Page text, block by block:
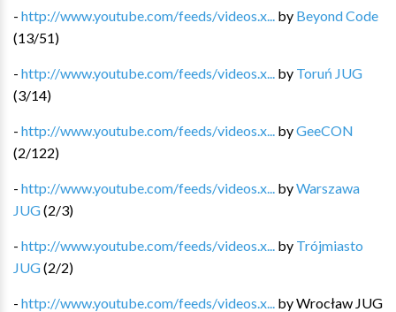
- http://www.youtube.com/feeds/videos.x... by Beyond Code
(13/51)
- http://www.youtube.com/feeds/videos.x... by Toruń JUG
(3/14)
- http://www.youtube.com/feeds/videos.x... byGeeCON
(2/122)
- http://www.youtube.com/feeds/videos.x... byWarszawa
JUG(2/3)
- http://www.youtube.com/feeds/videos.x... by Trójmiasto
JUG(2/2)
- http://www.youtube.com/feeds/videos.x... byWrocław JUG